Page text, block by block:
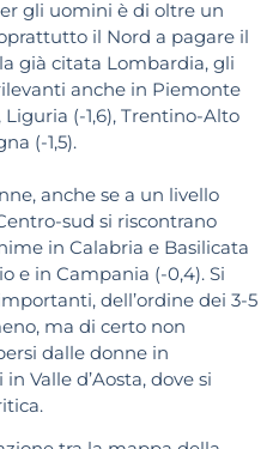
gli uomini è di oltre un
il Nord a pagare il
già citata Lombardia, gli
anche in Piemonte
Liguria (-1,6), Trentino-Alto
(-1,5).
anche se a un livello
sud si riscontrano
in Calabria e Basilicata
e in Campania (-0,4). Si
dell’ordine dei 3-5
ma di certo non
dalle donne in
Valle d’Aosta, dove si